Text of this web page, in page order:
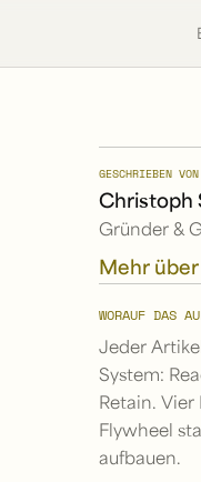
GESCHRIEBEN VON
Christoph
Gründer &
Mehr
WORAUF DAS
Jeder
System:
Retain.
Flywheel
aufbauen.